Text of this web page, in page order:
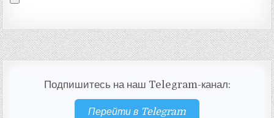
Подпишитесь на наш Telegram-канал:
Перейти в Telegram